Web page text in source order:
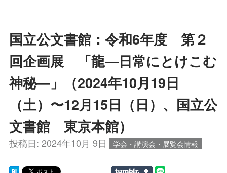
国立公文書館：令和6年度 第２
回企画展 「龍―日常にとけこむ
神秘―」（2024年10月19日
（土）〜12月15日（日）、国立公
文書館 東京本館）
投稿日: 2024年10月 9日 学会・講演会・展覧会情報